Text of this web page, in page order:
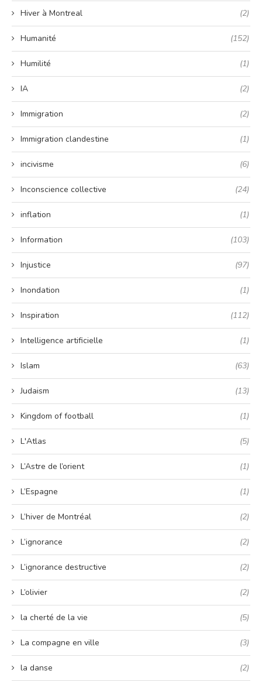
Hiver à Montreal (2)
Humanité (152)
Humilité (1)
IA (2)
Immigration (2)
Immigration clandestine (1)
incivisme (6)
Inconscience collective (24)
inflation (1)
Information (103)
Injustice (97)
Inondation (1)
Inspiration (112)
Intelligence artificielle (1)
Islam (63)
Judaism (13)
Kingdom of football (1)
L'Atlas (5)
L’Astre de l’orient (1)
L’Espagne (1)
L’hiver de Montréal (2)
L’ignorance (2)
L’ignorance destructive (2)
L’olivier (2)
la cherté de la vie (5)
La compagne en ville (3)
la danse (2)